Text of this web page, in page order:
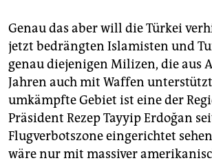
Genau das aber will die Türkei
jetzt bedrängten Islamisten und
genau diejenigen Milizen, die aus
Jahren auch mit Waffen
umkämpfte Gebiet ist eine der
Präsident Rezep Tayyip Erdoğan
Flugverbotszone eingerichtet
wäre nur mit massiver